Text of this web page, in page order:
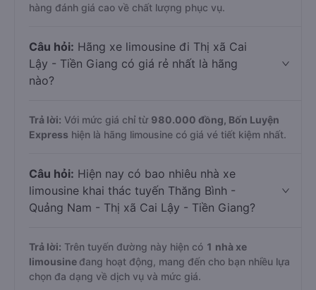
hàng đánh giá cao về chất lượng phục vụ.
Câu hỏi: Hãng xe limousine đi Thị xã Cai
Lậy - Tiền Giang có giá rẻ nhất là hãng
nào?
Trả lời: Với mức giá chỉ từ 980.000 đồng, Bốn Luyện
Express hiện là hãng limousine có giá vé tiết kiệm nhất.
Câu hỏi: Hiện nay có bao nhiêu nhà xe
limousine khai thác tuyến Thăng Bình -
Quảng Nam - Thị xã Cai Lậy - Tiền Giang?
Trả lời: Trên tuyến đường này hiện có 1 nhà xe
limousine đang hoạt động, mang đến cho bạn nhiều lựa
chọn đa dạng về dịch vụ và mức giá.